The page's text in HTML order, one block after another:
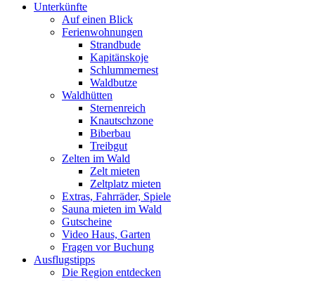
Unterkünfte
Auf einen Blick
Ferienwohnungen
Strandbude
Kapitänskoje
Schlummernest
Waldbutze
Waldhütten
Sternenreich
Knautschzone
Biberbau
Treibgut
Zelten im Wald
Zelt mieten
Zeltplatz mieten
Extras, Fahrräder, Spiele
Sauna mieten im Wald
Gutscheine
Video Haus, Garten
Fragen vor Buchung
Ausflugstipps
Die Region entdecken